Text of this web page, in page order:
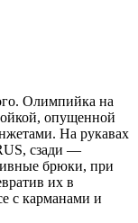
Олимпийка на
опущенной
На рукавах
сзади —
брюки, при
их в
с карманами и